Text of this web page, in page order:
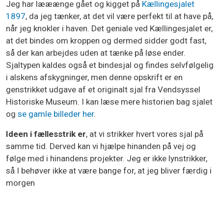
Jeg har lææænge gået og kigget på Kællingesjalet
1897, da jeg tænker, at det vil være perfekt til at have på,
når jeg knokler i haven. Det geniale ved Kællingesjalet er,
at det bindes om kroppen og dermed sidder godt fast,
så der kan arbejdes uden at tænke på løse ender.
Sjaltypen kaldes også et bindesjal og findes selvfølgelig
i alskens afskygninger, men denne opskrift er en
genstrikket udgave af et originalt sjal fra Vendsyssel
Historiske Museum. I kan læse mere historien bag sjalet
og se gamle billeder her.
Ideen i fællesstrik er, at vi strikker hvert vores sjal på
samme tid. Derved kan vi hjælpe hinanden på vej og
følge med i hinandens projekter. Jeg er ikke lynstrikker,
så I behøver ikke at være bange for, at jeg bliver færdig i
morgen